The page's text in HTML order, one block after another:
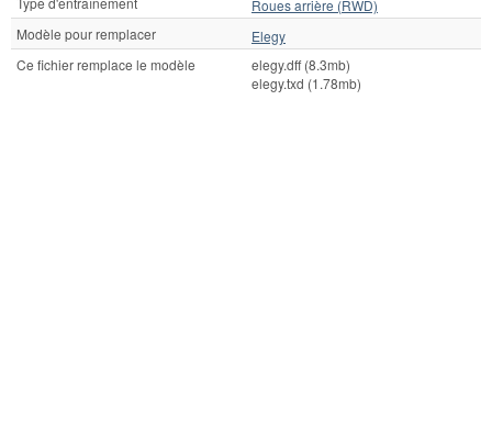
Roues arrière (RWD)
Modèle pour remplacer
Elegy
Ce fichier remplace le modèle
elegy.dff (8.3mb)
elegy.txd (1.78mb)